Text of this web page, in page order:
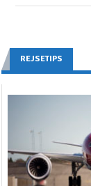
REJSETIPS